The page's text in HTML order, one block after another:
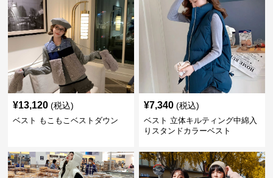
¥13,120 (税込)
ベスト もこもこベストダウン
¥7,340 (税込)
ベスト 立体キルティング中綿入
りスタンドカラーベスト